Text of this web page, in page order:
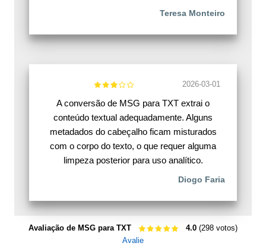
Teresa Monteiro
2026-03-01
A conversão de MSG para TXT extrai o
conteúdo textual adequadamente. Alguns
metadados do cabeçalho ficam misturados
com o corpo do texto, o que requer alguma
limpeza posterior para uso analítico.
Diogo Faria
Avaliação de MSG para TXT 4.0 (298 votos)
Avalie